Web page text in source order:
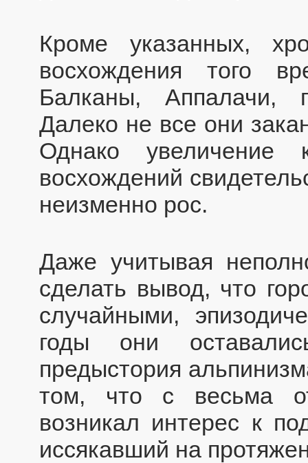
Кроме указанных,
восхождения того
Балканы, Аппалачи,
Далеко не все они
Однако увеличение
восхождений
неизменно рос.
Даже учитывая
сделать вывод, что
случайными,
годы они
предыстория
том, что с весьма
возникал интерес к
иссякавший на